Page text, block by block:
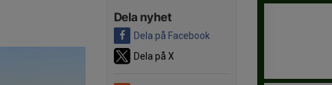
Dela nyhet
Dela på Facebook
Dela på X